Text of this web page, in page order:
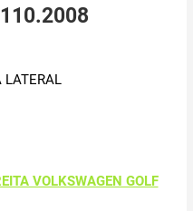
LATERAL
VOLKSWAGEN GOLF